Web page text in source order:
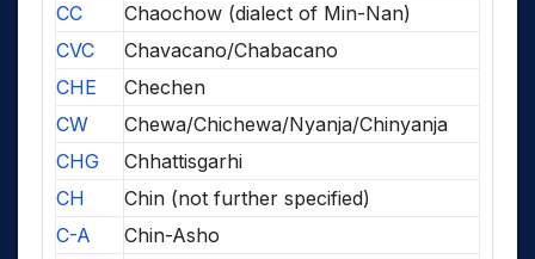
CC
Chaochow (dialect of Min-Nan)
CVC
Chavacano/Chabacano
CHE
Chechen
CW
Chewa/Chichewa/Nyanja/Chinyanja
CHG
Chhattisgarhi
CH
Chin (not further specified)
C-A
Chin-Asho